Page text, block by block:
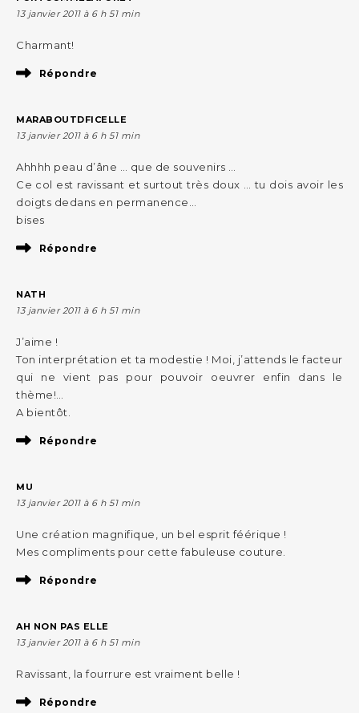
13 janvier 2011 à 6 h 51 min
Charmant!
Répondre
MARABOUTDFICELLE
13 janvier 2011 à 6 h 51 min
Ahhhh peau d’âne … que de souvenirs …
Ce col est ravissant et surtout très doux … tu dois avoir les
doigts dedans en permanence…
bises
Répondre
NATH
13 janvier 2011 à 6 h 51 min
J’aime !
Ton interprétation et ta modestie ! Moi, j’attends le facteur
qui ne vient pas pour pouvoir oeuvrer enfin dans le
thème!…
A bientôt.
Répondre
MU
13 janvier 2011 à 6 h 51 min
Une création magnifique, un bel esprit féérique !
Mes compliments pour cette fabuleuse couture.
Répondre
AH NON PAS ELLE
13 janvier 2011 à 6 h 51 min
Ravissant, la fourrure est vraiment belle !
Répondre